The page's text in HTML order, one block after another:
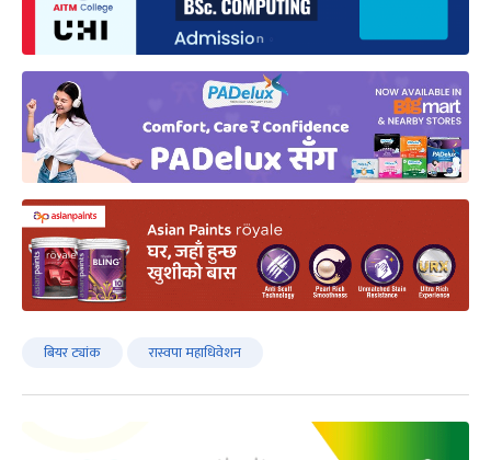
बियर ट्यांक रास्वपा महाधिवेशन